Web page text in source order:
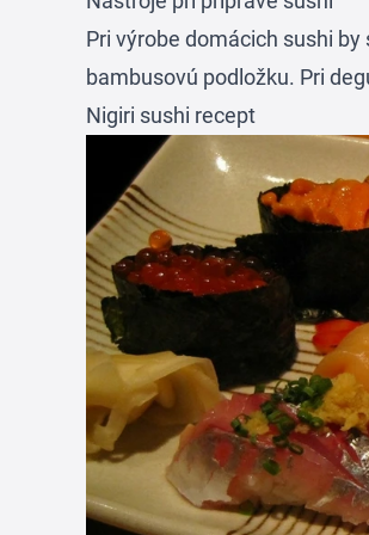
Pri výrobe domácich sushi
bambusovú podložku. Pri
Nigiri sushi recept